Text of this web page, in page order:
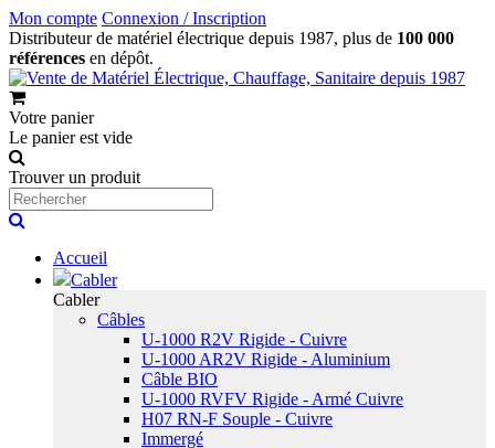
Mon compte Connexion / Inscription
Distributeur de matériel électrique depuis 1987, plus de 100 000
références en dépôt.
Votre panier
Le panier est vide
Trouver un produit
Accueil
Cabler
Cabler
Câbles
U-1000 R2V Rigide - Cuivre
U-1000 AR2V Rigide - Aluminium
Câble BIO
U-1000 RVFV Rigide - Armé Cuivre
H07 RN-F Souple - Cuivre
Immergé